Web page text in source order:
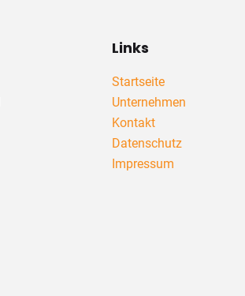
Links
Startseite
Unternehmen
Kontakt
Datenschutz
Impressum